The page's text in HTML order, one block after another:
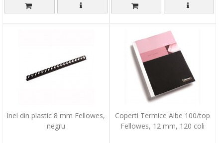
Inel din plastic 8 mm Fellowes,
negru
Coperti Termice Albe 100/top
Fellowes, 12 mm, 120 coli